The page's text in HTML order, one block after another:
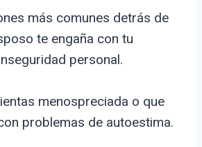
más comunes detrás de
te engaña con tu
personal.
menospreciada o que
problemas de autoestima.